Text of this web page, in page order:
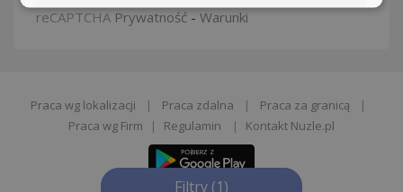
Filtry (1)
reCAPTCHA Prywatność - Warunki
Praca wg lokalizacji | Praca zdalna | Praca za granicą
|
Praca wg Firm
| Regulamin | Kontakt Nuzle.pl